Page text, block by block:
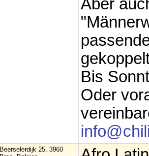
Aber
Bis
Oder
Beerselerdijk 25, 3960